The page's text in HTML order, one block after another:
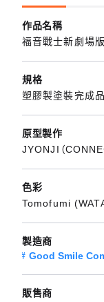
作品名稱
福音戰士新劇場版
規格
塑膠製塗裝完成品
原型製作
JYONJI（
色彩
Tomofumi
製造商
Good Smile
販售商